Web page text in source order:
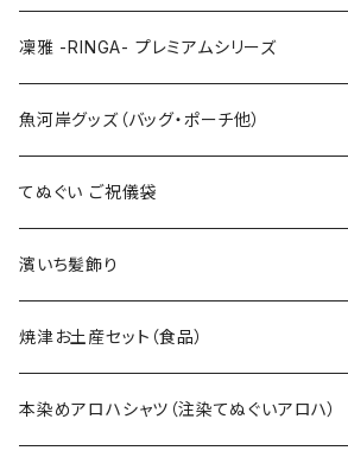
特大3Lサイズ
130cm
上下セット
凜雅 -RINGA- プレミアムシリーズ
魚河岸グッズ（バッグ・ポーチ他）
てぬぐい ご祝儀袋
濱いち髪飾り
焼津お土産セット（食品）
本染めアロハシャツ（注染てぬぐいアロハ）